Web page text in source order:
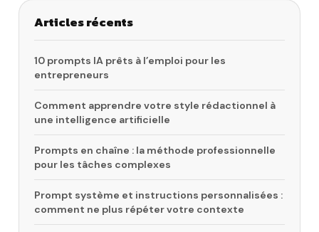
Articles récents
10 prompts IA prêts à l’emploi pour les
entrepreneurs
Comment apprendre votre style rédactionnel à
une intelligence artificielle
Prompts en chaîne : la méthode professionnelle
pour les tâches complexes
Prompt système et instructions personnalisées :
comment ne plus répéter votre contexte